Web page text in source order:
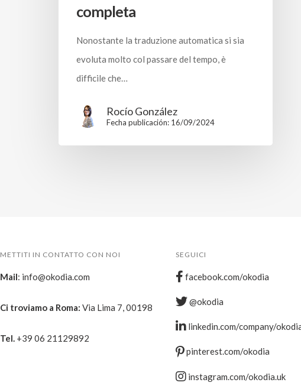
completa
Nonostante la traduzione automatica si sia
evoluta molto col passare del tempo, è
difficile che…
Rocío González
Fecha publicación: 16/09/2024
METTITI IN CONTATTO CON NOI
Mail: info@okodia.com
Ci troviamo a Roma: Via Lima 7, 00198
Tel. +39 06 21129892
SEGUICI
facebook.com/okodia
@okodia
linkedin.com/company/
pinterest.com/okodia
instagram.com/okodia.uk